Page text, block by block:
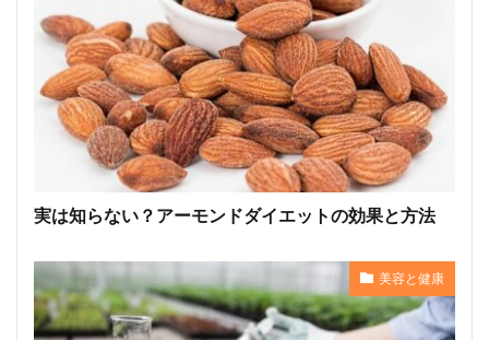
実は知らない？アーモンドダイエットの効果と方法
美容と健康